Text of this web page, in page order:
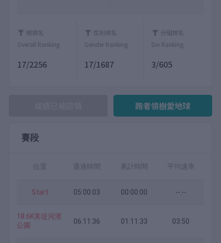
總排名
Overall Ranking
17/2256
性別排名
Gender Ranking
17/1687
分組排名
Div Ranking
3/605
跑者領樹愛地球
賽段
位置 通過時間 累計時間 平均速率
Start 05:00:03 00:00:00 --:--
18.6K美堤河濱
公園
06:11:36 01:11:33 03:50